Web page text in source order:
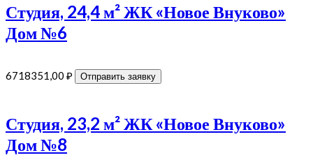
Студия, 24,4 м² ЖК «Новое Внуково»
Дом №6
6718351,00 ₽ Отправить заявку
Студия, 23,2 м² ЖК «Новое Внуково»
Дом №8